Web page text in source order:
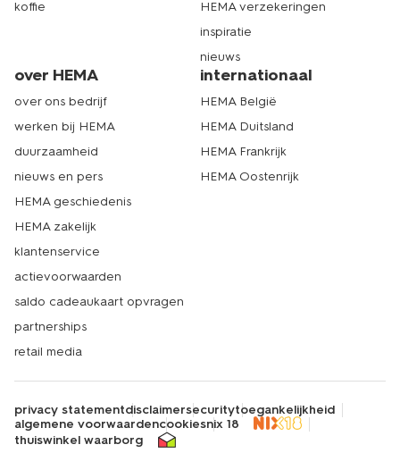
koffie
HEMA verzekeringen
inspiratie
nieuws
over HEMA
over ons bedrijf
werken bij HEMA
duurzaamheid
nieuws en pers
HEMA geschiedenis
HEMA zakelijk
klantenservice
actievoorwaarden
saldo cadeaukaart opvragen
partnerships
retail media
internationaal
HEMA België
HEMA Duitsland
HEMA Frankrijk
HEMA Oostenrijk
privacy statementdisclaimersecuritytoegankelijkheid
algemene voorwaardencookiesnix 18
thuiswinkel waarborg